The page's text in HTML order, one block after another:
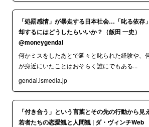
「処罰感情」が暴走する日本社会…「叱る依存
却するにはどうしたらいいか？（飯田 一史）
@moneygendai
何かミスをしたあとで延々と叱られた経験や、
が身近にいたことはおそらく誰にでもある...
gendai.ismedia.jp
「付き合う」という言葉とその先の行動から見
若者たちの恋愛観と人間観 | ダ・ヴィンチWeb